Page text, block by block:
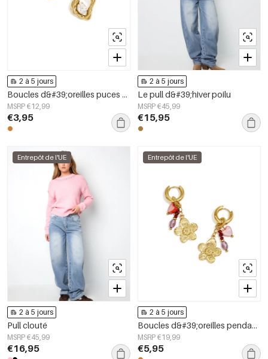
2 à 5 jours
Boucles d&#39;oreilles puces en acier inoxydable, forme géométrique, collection simple pour le quotidien, bijoux pour femmes
MSRP €12,99
€3,95
2 à 5 jours
Le pull d&#39;hiver poilu
MSRP €45,99
€15,95
Entrepôt de l'UE
2 à 5 jours
Pull clouté
MSRP €45,99
€16,95
Entrepôt de l'UE
2 à 5 jours
Boucles d&#39;oreilles pendantes en acier inoxydable, motif floral, collection Daily Simple, bijoux pour femmes
MSRP €19,99
€5,95